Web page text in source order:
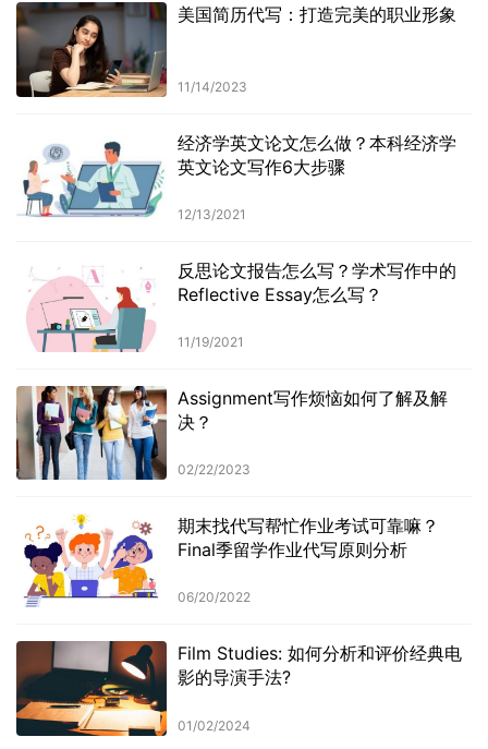
美国简历代写：打造完美的职业形象
11/14/2023
经济学英文论文怎么做？本科经济学
英文论文写作6大步骤
12/13/2021
反思论文报告怎么写？学术写作中的
Reflective Essay怎么写？
11/19/2021
Assignment写作烦恼如何了解及解
决？
02/22/2023
期末找代写帮忙作业考试可靠嘛？
Final季留学作业代写原则分析
06/20/2022
Film Studies: 如何分析和评价经典电
影的导演手法?
01/02/2024